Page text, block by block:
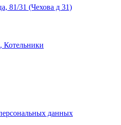
81/31 (Чехова д 31)
Котельники
данных